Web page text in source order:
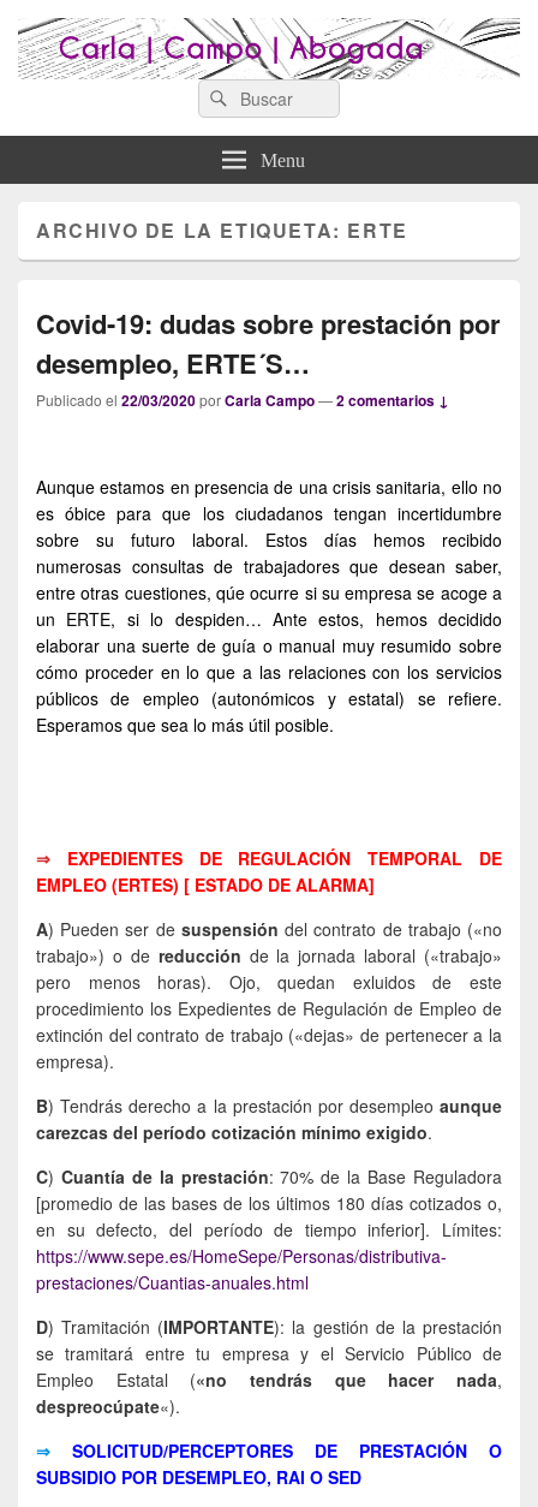
Abogados Lugo : Carla Campo
Abogada
Search
for:
Menu
ARCHIVO DE LA ETIQUETA: ERTE
Covid-19: dudas sobre prestación por
desempleo, ERTE´S…
Publicado el 22/03/2020porCarla Campo—2 comentarios ↓
Aunque estamos en presencia de una crisis sanitaria, ello no
es óbice para que los ciudadanos tengan incertidumbre
sobre su futuro laboral. Estos días hemos recibido
numerosas consultas de trabajadores que desean saber,
entre otras cuestiones, qúe ocurre si su empresa se acoge a
un ERTE, si lo despiden… Ante estos, hemos decidido
elaborar una suerte de guía o manual muy resumido sobre
cómo proceder en lo que a las relaciones con los servicios
públicos de empleo (autonómicos y estatal) se refiere.
Esperamos que sea lo más útil posible.
⇒
EXPEDIENTES DE REGULACIÓN TEMPORAL DE
EMPLEO (ERTES) [ ESTADO DE ALARMA]
A) Pueden ser de suspensión del contrato de trabajo («no
trabajo») o de reducción de la jornada laboral («trabajo»
pero menos horas). Ojo, quedan exluidos de este
procedimiento los Expedientes de Regulación de Empleo de
extinción del contrato de trabajo («dejas» de pertenecer a la
empresa).
B) Tendrás derecho a la prestación por desempleo aunque
carezcas del período cotización mínimo exigido.
C) Cuantía de la prestación: 70% de la Base Reguladora
[promedio de las bases de los últimos 180 días cotizados o,
en su defecto, del período de tiempo inferior]. Límites:
https://www.sepe.es/HomeSepe/Personas/distributiva-
prestaciones/Cuantias-anuales.html
D) Tramitación (IMPORTANTE): la gestión de la prestación
se tramitará entre tu empresa y el Servicio Público de
Empleo Estatal («no tendrás que hacer nada,
despreocúpate«).
⇒ SOLICITUD/PERCEPTORES DE PRESTACIÓN O
SUBSIDIO POR DESEMPLEO, RAI O SED